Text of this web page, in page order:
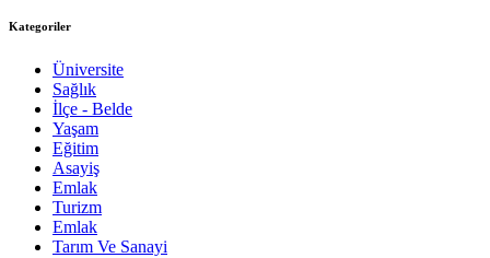
Kategoriler
Üniversite
Sağlık
İlçe - Belde
Yaşam
Eğitim
Asayiş
Emlak
Turizm
Emlak
Tarım Ve Sanayi